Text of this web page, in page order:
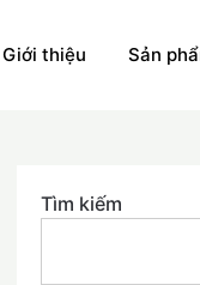
Giới thiệu Sản
Tìm kiếm